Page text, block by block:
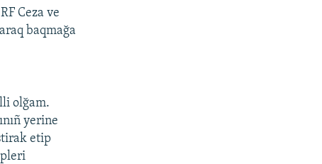
Ceza ve
baqmağa
olğam.
yerine
etip